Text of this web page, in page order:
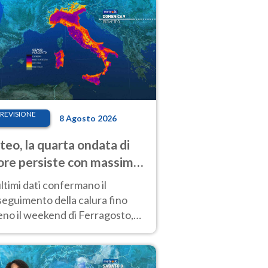
8 Agosto 2026
la quarta ondata di
persiste con massime
molto elevate
dati confermano il
della calura fino
il weekend di Ferragosto,
prossima